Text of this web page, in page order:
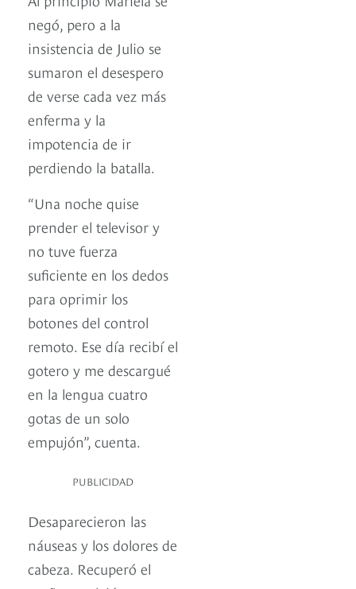
negó, pero a la
insistencia de Julio se
sumaron el desespero
de verse cada vez más
enferma y la
impotencia de ir
perdiendo la batalla.
“Una noche quise
prender el televisor y
no tuve fuerza
suficiente en los dedos
para oprimir los
botones del control
remoto. Ese día recibí el
gotero y me descargué
en la lengua cuatro
gotas de un solo
empujón”, cuenta.
PUBLICIDAD
Desaparecieron las
náuseas y los dolores de
cabeza. Recuperó el